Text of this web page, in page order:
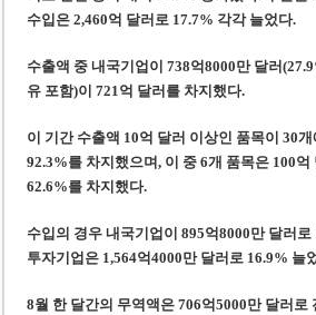
수입은 2,460억 달러로 17.7% 각각 늘었다.
수출액 중 내국기업이 738억8000만 달러
유 포함)이 721억 달러를 차지했다.
이 기간 수출액 10억 달러 이상인 품목이 30
92.3%를 차지했으며, 이 중 6개 품목은 100억
62.6%를 차지했다.
수입의 경우 내국기업이 895억8000만 달러
투자기업은 1,564억4000만 달러로 16.9% 늘
8월 한 달간의 무역액은 706억5000만 달러로